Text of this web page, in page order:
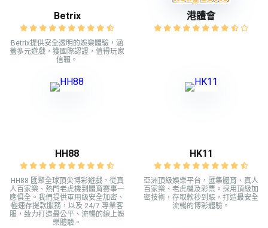
Betrix
Betrix提供安全透明的娛樂體驗，涵
蓋多元遊戲，獲國際認證，值得玩家
信賴。
港體會
HH88
HH88 匯聚全球頂尖博彩遊戲，從真
人百家樂、熱門老虎機到體育賽事一
應俱全。我們提供軍用級安全加密、
極速存提款服務，以及 24/7 專業客
服，致力打造最公平、流暢的線上娛
樂體驗。
HK11
亞洲頂級娛樂平台，匯集體育、真人
百家樂、老虎機及彩票。採用頂級加
密技術，存取款秒到賬，打造最安全
流暢的博彩體驗。